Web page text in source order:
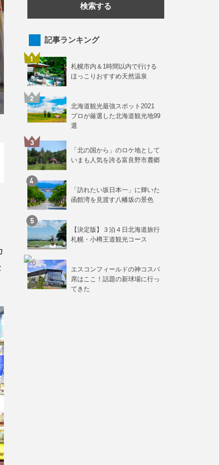
検索する
記事ランキング
札幌市内＆1時間以内で行ける
ほっこりおすすめ天然温泉
北海道観光最強スポット2021
プロが厳選した北海道観光地99
選
「北の国から」のロケ地として
いまも人気を誇る富良野市麓郷
「訪れたい坂日本一」に輝いた
函館湾を見渡す八幡坂の景色
【決定版】３泊４日北海道旅行
札幌・小樽王道観光コース
エスコンフィールドの神コスパ
席はここ！話題の新球場に行っ
てきた